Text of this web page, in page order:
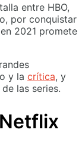
entre HBO,
por conquistar
2021 promete
y la crítica, y
las series.